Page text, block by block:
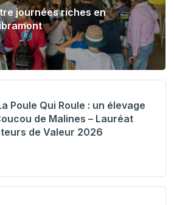
journées riches en
Poule Qui Roule : un élevage
de Malines – Lauréat
de Valeur 2026